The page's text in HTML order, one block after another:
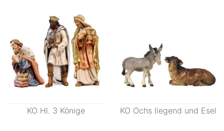
KO Hl. 3 Könige KO Ochs liegend und Esel